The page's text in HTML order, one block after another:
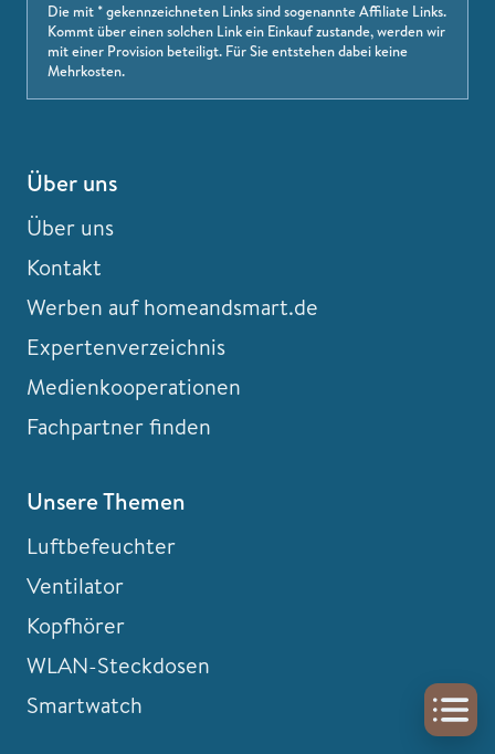
Die mit * gekennzeichneten Links sind sogenannte Affiliate Links.
Kommt über einen solchen Link ein Einkauf zustande, werden wir
mit einer Provision beteiligt. Für Sie entstehen dabei keine
Mehrkosten.
Über uns
Über uns
Kontakt
Werben auf homeandsmart.de
Expertenverzeichnis
Medienkooperationen
Fachpartner finden
Unsere Themen
Luftbefeuchter
Ventilator
Kopfhörer
WLAN-Steckdosen
Smartwatch